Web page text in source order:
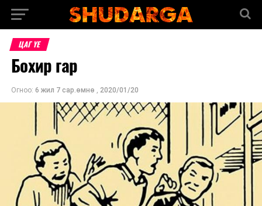
ЦАГ ҮЕ
Бохир гар
Огноо: 6 жил 7 сар.өмнө , 2020/01/20